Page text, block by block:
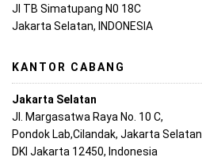
Jl TB Simatupang N0 18C
Jakarta Selatan, INDONESIA
KANTOR CABANG
Jakarta Selatan
Jl. Margasatwa Raya No. 10 C,
Pondok Lab,Cilandak, Jakarta Selatan
DKI Jakarta 12450, Indonesia